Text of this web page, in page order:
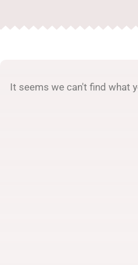
It seems we can't find what